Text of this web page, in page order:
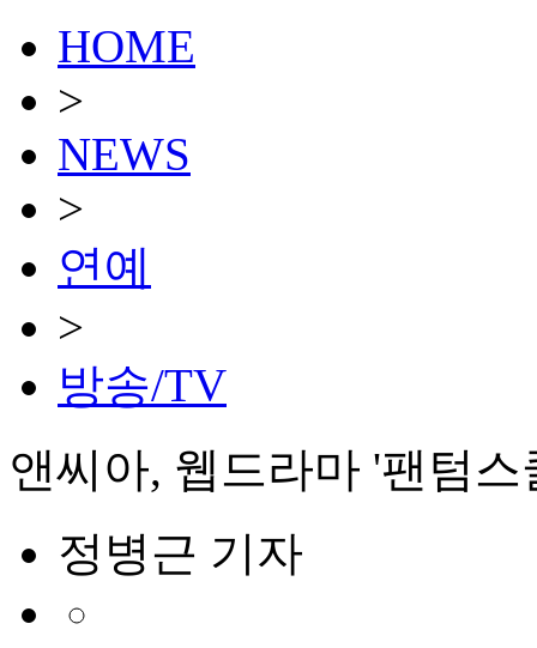
HOME
>
NEWS
>
연예
>
방송/TV
앤씨아, 웹드라마 '팬텀
정병근 기자